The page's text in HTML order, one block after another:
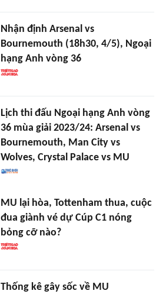
Nhận định Arsenal vs
Bournemouth (18h30, 4/5), Ngoại
hạng Anh vòng 36
Lịch thi đấu Ngoại hạng Anh vòng
36 mùa giải 2023/24: Arsenal vs
Bournemouth, Man City vs
Wolves, Crystal Palace vs MU
MU lại hòa, Tottenham thua, cuộc
đua giành vé dự Cúp C1 nóng
bỏng cỡ nào?
Thống kê gây sốc về MU